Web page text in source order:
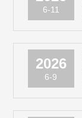
6-11
2026
6-9